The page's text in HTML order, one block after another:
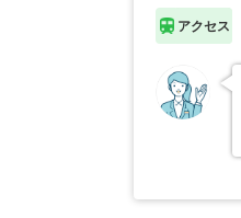
アクセス